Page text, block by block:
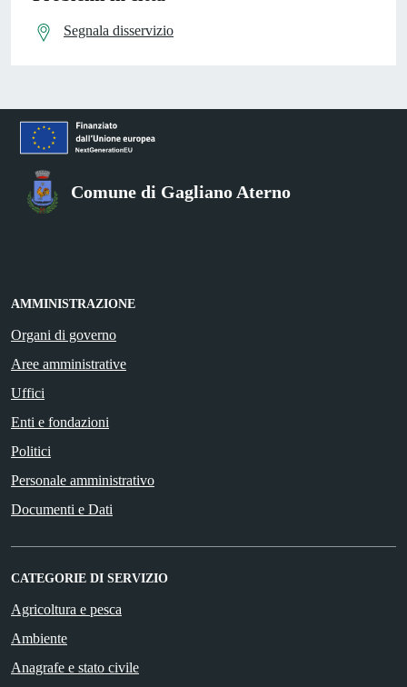
Segnala disservizio
Comune di Gagliano Aterno
AMMINISTRAZIONE
Organi di governo
Aree amministrative
Uffici
Enti e fondazioni
Politici
Personale amministrativo
Documenti e Dati
CATEGORIE DI SERVIZIO
Agricoltura e pesca
Ambiente
Anagrafe e stato civile